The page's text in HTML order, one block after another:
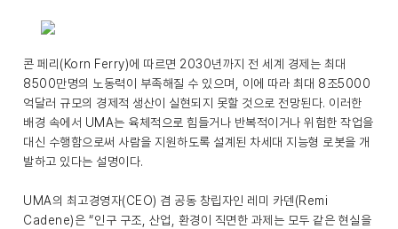
콘 페리(Korn Ferry)에 따르면 2030년까지 전 세계 경제는 최대
8500만명의 노동력이 부족해질 수 있으며, 이에 따라 최대 8조5000
억달러 규모의 경제적 생산이 실현되지 못할 것으로 전망된다. 이러한
배경 속에서 UMA는 육체적으로 힘들거나 반복적이거나 위험한 작업을
대신 수행함으로써 사람을 지원하도록 설계된 차세대 지능형 로봇을 개
발하고 있다는 설명이다.
UMA의 최고경영자(CEO) 겸 공동 창립자인 레미 카덴(Remi
Cadene)은 “인구 구조, 산업, 환경이 직면한 과제는 모두 같은 현실을